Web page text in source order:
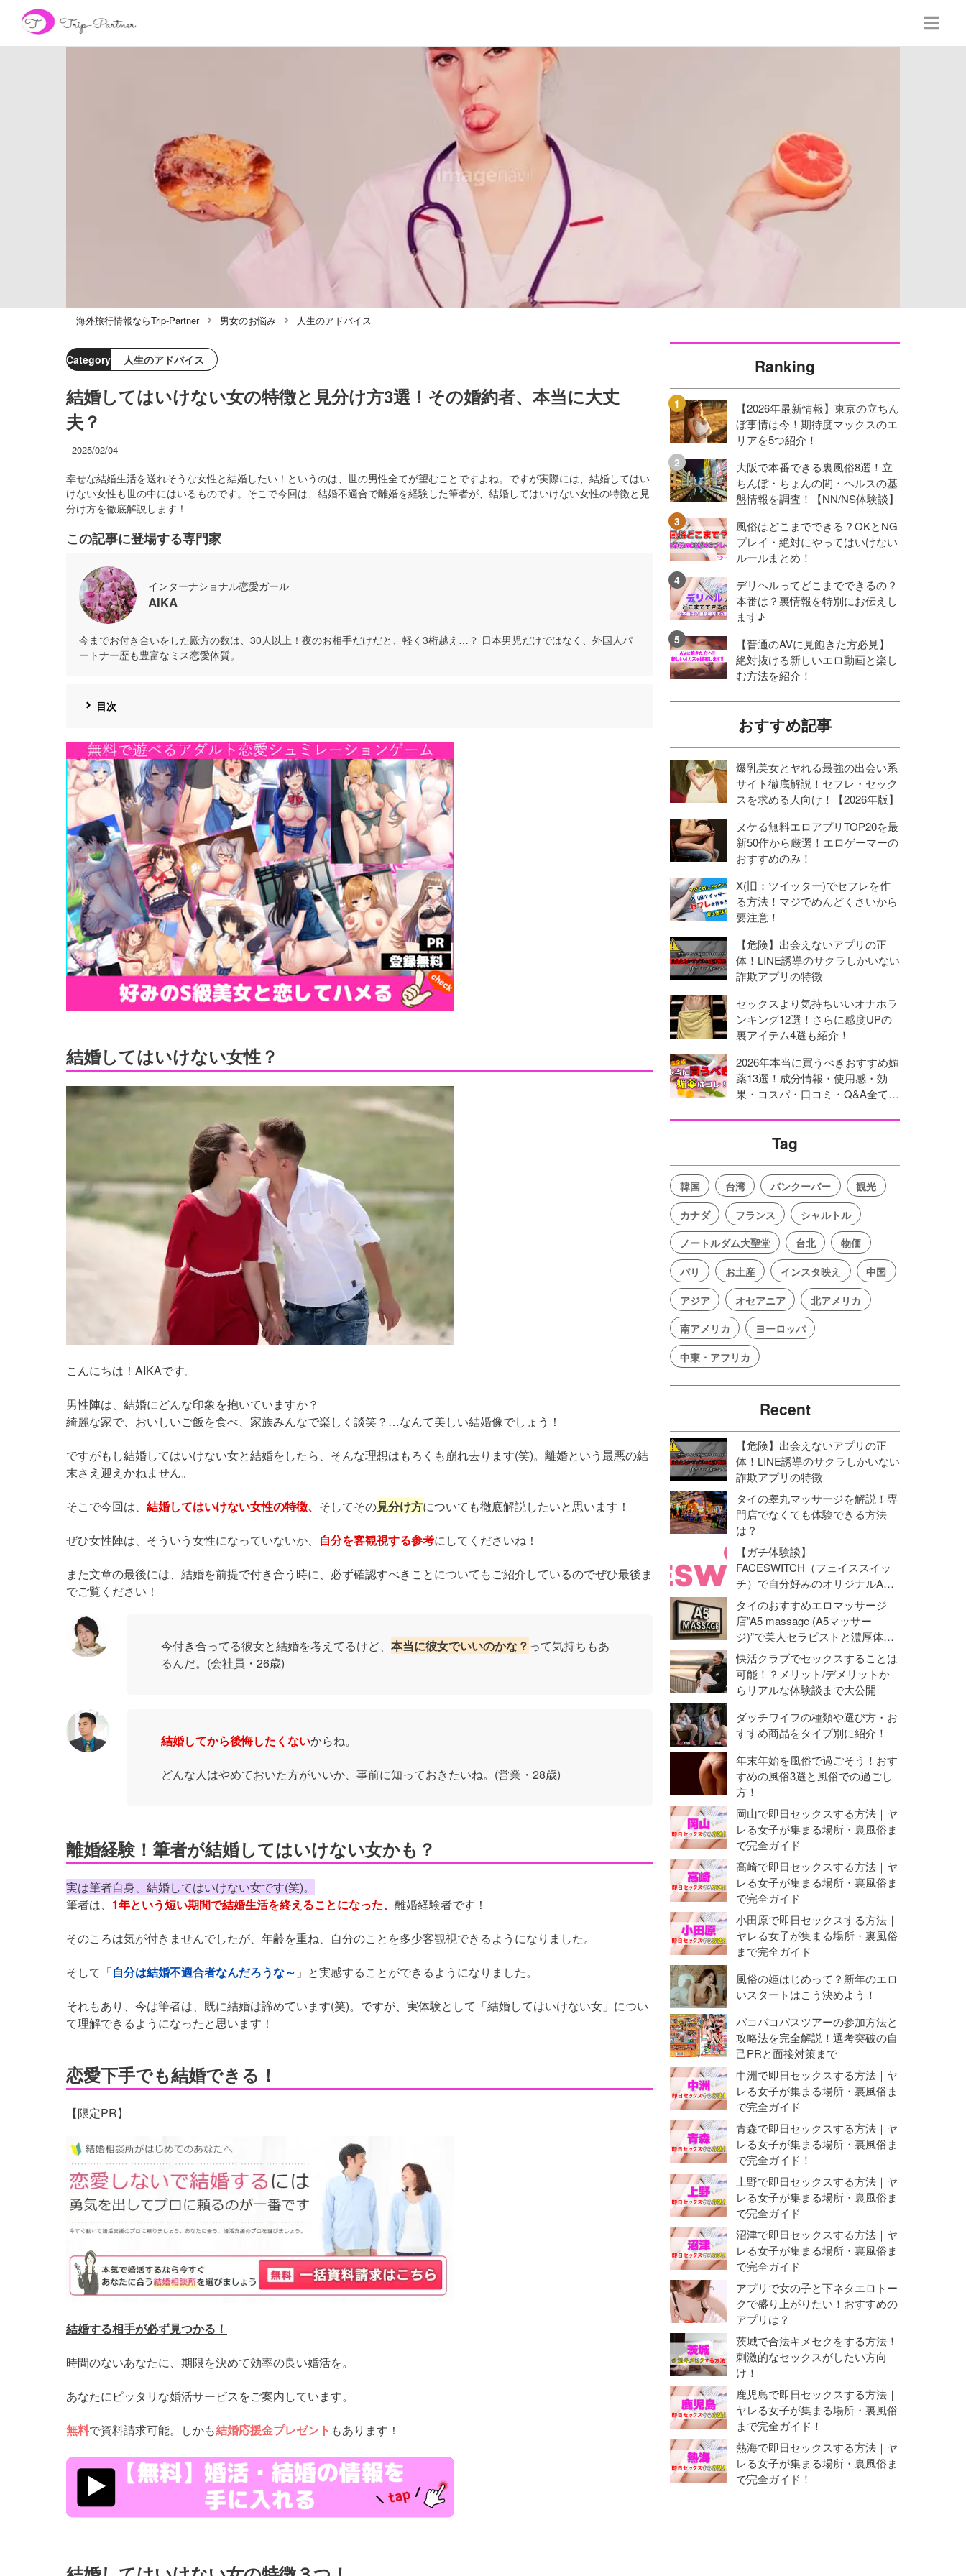
海外旅行情報ならTrip-Partner 男女のお悩み 人生のアドバイス
Category 人生のアドバイス
結婚してはいけない女の特徴と見分け方3選！その婚約者、本当に大丈
夫？
2025/02/04
幸せな結婚生活を送れそうな女性と結婚したい！というのは、世の男性全てが望むことですよね。ですが実際には、結婚してはい
けない女性も世の中にはいるものです。そこで今回は、結婚不適合で離婚を経験した筆者が、結婚してはいけない女性の特徴と見
分け方を徹底解説します！
この記事に登場する専門家
インターナショナル恋愛ガール
AIKA
今までお付き合いをした殿方の数は、30人以上！夜のお相手だけだと、軽く3桁越え…？ 日本男児だけではなく、外国人パ
ートナー歴も豊富なミス恋愛体質。
目次
https://cv-
measurement.com/ad/p/r?
medium=191&ad=1692&creative=1386
結婚してはいけない女性？
こんにちは！AIKAです。
男性陣は、結婚にどんな印象を抱いていますか？
綺麗な家で、おいしいご飯を食べ、家族みんなで楽しく談笑？…なんて美しい結婚像でしょう！
ですがもし結婚してはいけない女と結婚をしたら、そんな理想はもろくも崩れ去ります(笑)。離婚という最悪の結
末さえ迎えかねません。
そこで今回は、 結婚してはいけない女性の特徴、 そしてその見分け方についても徹底解説したいと思います！
ぜひ女性陣は、そういう女性になっていないか、 自分を客観視する参考にしてくださいね！
また文章の最後には、結婚を前提で付き合う時に、必ず確認すべきことについてもご紹介しているのでぜひ最後ま
でご覧ください！
今付き合ってる彼女と結婚を考えてるけど、 本当に彼女でいいのかな？ って気持ちもあ
るんだ。(会社員・26歳)
結婚してから後悔したくないからね。
どんな人はやめておいた方がいいか、事前に知っておきたいね。(営業・28歳)
離婚経験！筆者が結婚してはいけない女かも？
実は筆者自身、結婚してはいけない女です(笑)。
筆者は、 1年という短い期間で結婚生活を終えることになった、 離婚経験者です！
そのころは気が付きませんでしたが、年齢を重ね、自分のことを多少客観視できるようになりました。
そして「自分は結婚不適合者なんだろうな～ 」と実感することができるようになりました。
それもあり、今は筆者は、既に結婚は諦めています(笑)。ですが、実体験として「結婚してはいけない女」につい
て理解できるようになったと思います！
恋愛下手でも結婚できる！
【限定PR】
https://www.kekkon-
ouen.net/lp001/?
utm_source=trip&utm_medium=affiliate&utm_campaign=affiliate
結婚する相手が必ず見つかる！
時間のないあなたに、期限を決めて効率の良い婚活を。
あなたにピッタリな婚活サービスをご案内しています。
無料で資料請求可能。しかも結婚応援金プレゼント もあります！
https://www.kekkon-
ouen.net/lp001/?
utm_source=trip&utm_medium=affiliate&utm_campaign=affiliate
Ranking
【2026年最新情報】東京の立ちん
ぼ事情は今！期待度マックスのエ
リアを5つ紹介！
大阪で本番できる裏風俗8選！立
ちんぼ・ちょんの間・ヘルスの基
盤情報を調査！【NN/NS体験談】
風俗はどこまでできる？OKとNG
プレイ・絶対にやってはいけない
ルールまとめ！
デリヘルってどこまでできるの？
本番は？裏情報を特別にお伝えし
ます♪
【普通のAVに見飽きた方必見】
絶対抜ける新しいエロ動画と楽し
む方法を紹介！
おすすめ記事
爆乳美女とヤれる最強の出会い系
サイト徹底解説！セフレ・セック
スを求める人向け！【2026年版】
ヌケる無料エロアプリTOP20を最
新50作から厳選！エロゲーマーの
おすすめのみ！
X(旧：ツイッター)でセフレを作
る方法！マジでめんどくさいから
要注意！
【危険】出会えないアプリの正
体！LINE誘導のサクラしかいない
詐欺アプリの特徴
セックスより気持ちいいオナホラ
ンキング12選！さらに感度UPの
裏アイテム4選も紹介！
2026年本当に買うべきおすすめ媚
薬13選！成分情報・使用感・効
果・コスパ・口コミ・Q&A全てを
Tag
韓国 台湾 バンクーバー
観光
カナダ
フランス
シャルトル
ノートルダム大聖堂
台北
物価
パリ
お土産 インスタ映え
中国
アジア
オセアニア
北アメリカ
南アメリカ
ヨーロッパ
中東・アフリカ
Recent
【危険】出会えないアプリの正
体！LINE誘導のサクラしかいない
詐欺アプリの特徴
タイの睾丸マッサージを解説！専
門店でなくても体験できる方法
は？
【ガチ体験談】
FACESWITCH（フェイススイッ
チ）で自分好みのオリジナルAV
動画を作成！オナニーライフに革
命勃発！
タイのおすすめエロマッサージ
店”A5 massage (A5マッサー
ジ)”で美人セラピストと濃厚体験
【抜き・本番】
快活クラブでセックスすることは
可能！？メリット/デメリットか
らリアルな体験談まで大公開
ダッチワイフの種類や選び方・お
すすめ商品をタイプ別に紹介！
年末年始を風俗で過ごそう！おす
すめの風俗3選と風俗での過ごし
方！
岡山で即日セックスする方法｜ヤ
レる女子が集まる場所・裏風俗ま
で完全ガイド
高崎で即日セックスする方法｜ヤ
レる女子が集まる場所・裏風俗ま
で完全ガイド
小田原で即日セックスする方法｜
ヤレる女子が集まる場所・裏風俗
まで完全ガイド
風俗の姫はじめって？新年のエロ
いスタートはこう決めよう！
バコバコバスツアーの参加方法と
攻略法を完全解説！選考突破の自
己PRと面接対策まで
中洲で即日セックスする方法｜ヤ
レる女子が集まる場所・裏風俗ま
で完全ガイド
青森で即日セックスする方法｜ヤ
レる女子が集まる場所・裏風俗ま
で完全ガイド！
上野で即日セックスする方法｜ヤ
レる女子が集まる場所・裏風俗ま
で完全ガイド
沼津で即日セックスする方法｜ヤ
レる女子が集まる場所・裏風俗ま
で完全ガイド
アプリで女の子と下ネタエロトー
クで盛り上がりたい！おすすめの
アプリは？
茨城で合法キメセクをする方法！
刺激的なセックスがしたい方向
け！
鹿児島で即日セックスする方法｜
ヤレる女子が集まる場所・裏風俗
まで完全ガイド！
熱海で即日セックスする方法｜ヤ
レる女子が集まる場所・裏風俗ま
で完全ガイド！